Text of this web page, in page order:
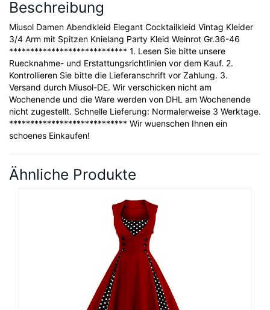
Beschreibung
Miusol Damen Abendkleid Elegant Cocktailkleid Vintag Kleider
3/4 Arm mit Spitzen Knielang Party Kleid Weinrot Gr.36-46
**************************** 1. Lesen Sie bitte unsere
Ruecknahme- und Erstattungsrichtlinien vor dem Kauf. 2.
Kontrollieren Sie bitte die Lieferanschrift vor Zahlung. 3.
Versand durch Miusol-DE. Wir verschicken nicht am
Wochenende und die Ware werden von DHL am Wochenende
nicht zugestellt. Schnelle Lieferung: Normalerweise 3 Werktage.
**************************** Wir wuenschen Ihnen ein
schoenes Einkaufen!
Ähnliche Produkte